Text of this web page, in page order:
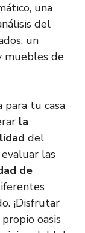
una
del
un
muebles de
para tu casa
la
del
las
de
¡Disfrutar
oasis